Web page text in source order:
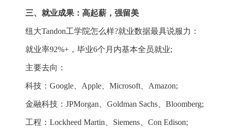
三、就业成果：高起薪，强留美
纽大Tandon工学院怎么样?就业数据最具说服力：
就业率92%+，毕业6个月内基本全员就业;
主要去向：
科技：Google、Apple、Microsoft、Amazon;
金融科技：JPMorgan、Goldman Sachs、Bloomberg;
工程：Lockheed Martin、Siemens、Con Edison;